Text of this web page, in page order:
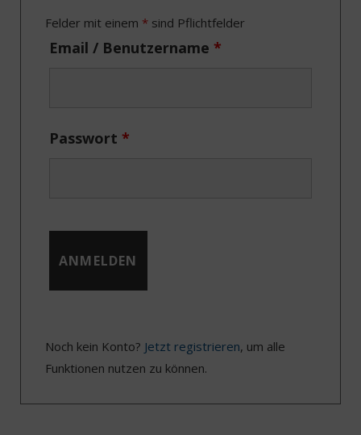
o
k
t
e
r
a
I
Felder mit einem * sind Pflichtfelder
Email / Benutzername *
Passwort *
Noch kein Konto? Jetzt registrieren, um alle
Funktionen nutzen zu können.